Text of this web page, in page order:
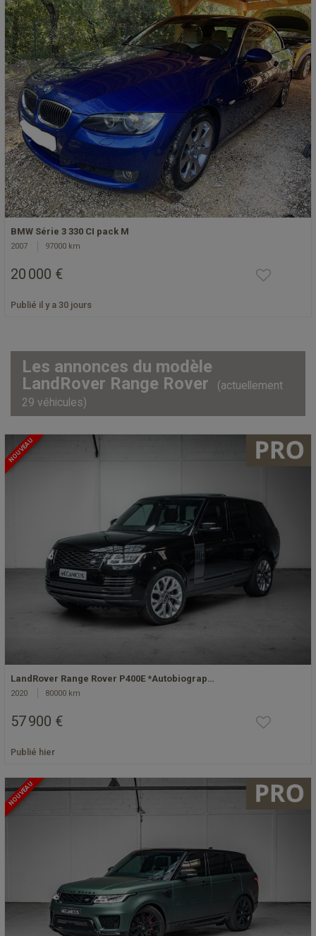
BMW Série 3 330 CI pack M
2007 97000 km
20 000 €
Publié il y a 30 jours
Les annonces du modèle
LandRover Range Rover
(actuellement
29 véhicules)
NOUVEAU
LandRover Range Rover P400E *Autobiograp…
2020 80000 km
57 900 €
Publié hier
NOUVEAU